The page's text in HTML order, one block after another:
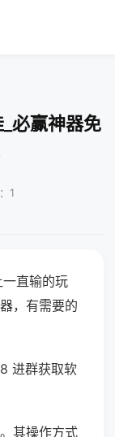
必赢神器免
1
直输的玩
，有需要的
进群获取软
其操作方式